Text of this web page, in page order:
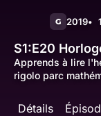
G 2019
S1:E20
Apprends à lire
rigolo parc
Détails